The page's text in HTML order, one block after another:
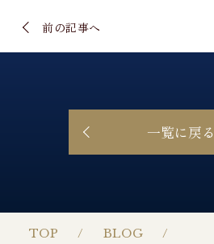
TOP
BLOG
前の記事へ
一覧に戻る